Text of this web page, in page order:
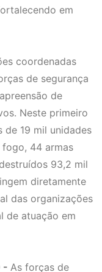
em
coordenadas
de segurança
de
Neste primeiro
de 19 mil unidades
fogo, 44 armas
93,2 mil
diretamente
das organizações
de atuação em
- As forças de